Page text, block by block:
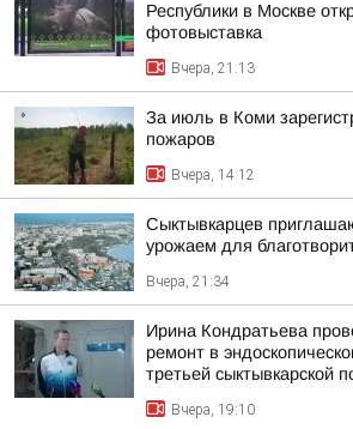
Республики в Москве
фотовыставка
Вчера, 21:13
За июль в Коми
пожаров
Вчера, 14:12
Сыктывкарцев
урожаем для
Вчера, 21:34
Ирина Кондратьева
ремонт в
третьей сыктывкарской
Вчера, 19:10